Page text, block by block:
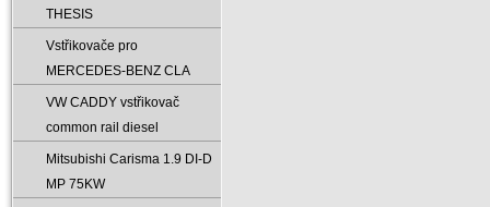
THESIS
Vstřikovače pro
MERCEDES-BENZ CLA
VW CADDY vstřikovač
common rail diesel
Mitsubishi Carisma 1.9 DI-D
MP 75KW